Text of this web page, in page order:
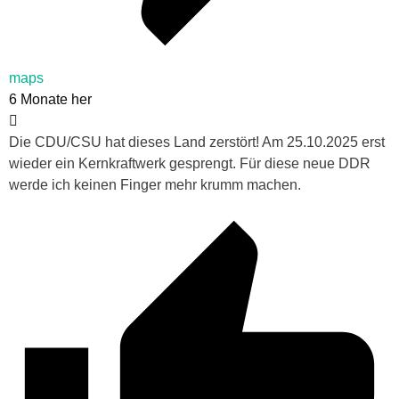
maps
6 Monate her
Die CDU/CSU hat dieses Land zerstört! Am 25.10.2025 erst
wieder ein Kernkraftwerk gesprengt. Für diese neue DDR
werde ich keinen Finger mehr krumm machen.